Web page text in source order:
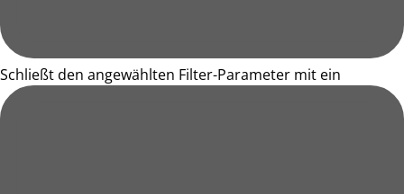
Schließt den angewählten Filter-Parameter mit ein